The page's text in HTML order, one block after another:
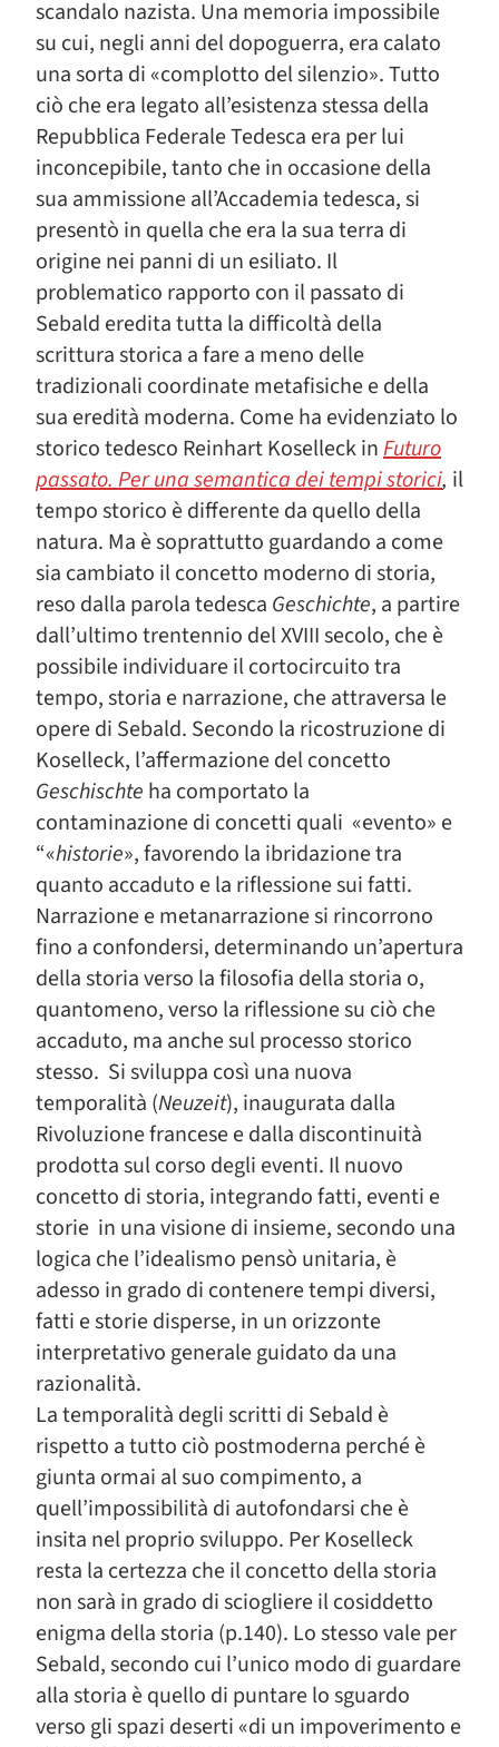
scandalo nazista. Una memoria impossibile
su cui, negli anni del dopoguerra, era calato
una sorta di «complotto del silenzio». Tutto
ciò che era legato all’esistenza stessa della
Repubblica Federale Tedesca era per lui
inconcepibile, tanto che in occasione della
sua ammissione all’Accademia tedesca, si
presentò in quella che era la sua terra di
origine nei panni di un esiliato. Il
problematico rapporto con il passato di
Sebald eredita tutta la difficoltà della
scrittura storica a fare a meno delle
tradizionali coordinate metafisiche e della
sua eredità moderna. Come ha evidenziato lo
storico tedesco Reinhart Koselleck inFuturo
passato. Per una semantica dei tempi storici, il
tempo storico è differente da quello della
natura. Ma è soprattutto guardando a come
sia cambiato il concetto moderno di storia,
reso dalla parola tedesca Geschichte, a partire
dall’ultimo trentennio del XVIII secolo, che è
possibile individuare il cortocircuito tra
tempo, storia e narrazione, che attraversa le
opere di Sebald. Secondo la ricostruzione di
Koselleck, l’affermazione del concetto
Geschischte ha comportato la
contaminazione di concetti quali «evento» e
“«historie», favorendo la ibridazione tra
quanto accaduto e la riflessione sui fatti.
Narrazione e metanarrazione si rincorrono
fino a confondersi, determinando un’apertura
della storia verso la filosofia della storia o,
quantomeno, verso la riflessione su ciò che
accaduto, ma anche sul processo storico
stesso. Si sviluppa così una nuova
temporalità (Neuzeit), inaugurata dalla
Rivoluzione francese e dalla discontinuità
prodotta sul corso degli eventi. Il nuovo
concetto di storia, integrando fatti, eventi e
storie in una visione di insieme, secondo una
logica che l’idealismo pensò unitaria, è
adesso in grado di contenere tempi diversi,
fatti e storie disperse, in un orizzonte
interpretativo generale guidato da una
razionalità.
La temporalità degli scritti di Sebald è
rispetto a tutto ciò postmoderna perché è
giunta ormai al suo compimento, a
quell’impossibilità di autofondarsi che è
insita nel proprio sviluppo. Per Koselleck
resta la certezza che il concetto della storia
non sarà in grado di sciogliere il cosiddetto
enigma della storia (p.140). Lo stesso vale per
Sebald, secondo cui l’unico modo di guardare
alla storia è quello di puntare lo sguardo
verso gli spazi deserti «di un impoverimento e